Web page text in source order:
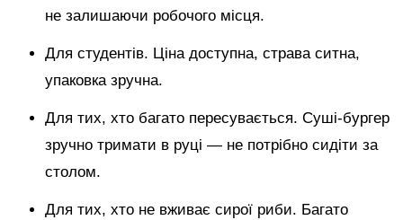
не залишаючи робочого місця.
Для студентів. Ціна доступна, страва ситна,
упаковка зручна.
Для тих, хто багато пересувається. Суші-бургер
зручно тримати в руці — не потрібно сидіти за
столом.
Для тих, хто не вживає сирої риби. Багато